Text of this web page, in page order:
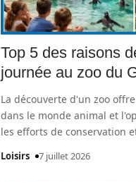
Top 5 des raisons
journée au zoo du
La découverte d'un zoo
dans le monde animal et
les efforts de conservation
Loisirs 7 juillet 2026